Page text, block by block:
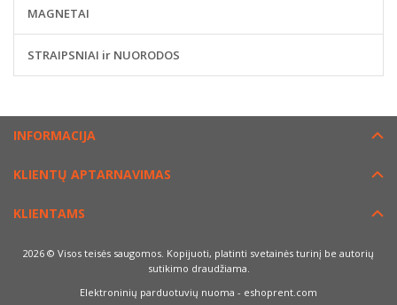
MAGNETAI
STRAIPSNIAI ir NUORODOS
INFORMACIJA
KLIENTŲ APTARNAVIMAS
KLIENTAMS
2026 © Visos teisės saugomos. Kopijuoti, platinti svetainės turinį be autorių
sutikimo draudžiama.
Elektroninių parduotuvių nuoma - eshoprent.com